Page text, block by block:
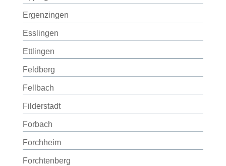
Ergenzingen
Esslingen
Ettlingen
Feldberg
Fellbach
Filderstadt
Forbach
Forchheim
Forchtenberg